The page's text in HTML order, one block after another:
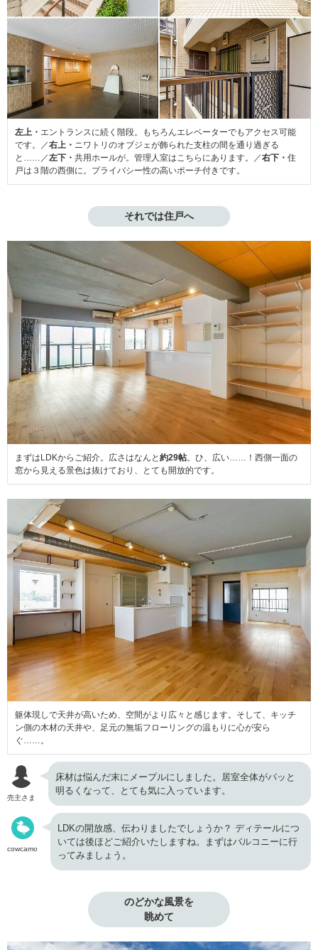
左上・ エントランスに続く階段。もちろんエレベーターでもアクセス可能
です。／右上・ ニワトリのオブジェが飾られた支柱の間を通り過ぎる
と……／左下・ 共用ホールが。管理人室はこちらにあります。／右下・ 住
戸は３階の西側に。プライバシー性の高いポーチ付きです。
それでは住戸へ
まずはLDKからご紹介。広さはなんと 約29帖。ひ、広い……！西側一面の
窓から見える景色は抜けており、とても開放的です。
躯体現しで天井が高いため、空間がより広々と感じます。そして、キッチ
ン側の木材の天井や、足元の無垢フローリングの温もりに心が安ら
ぐ……。
売主さま
床材は悩んだ末にメープルにしました。居室全体がパッと
明るくなって、とても気に入っています。
cowcamo
LDKの開放感、伝わりましたでしょうか？ ディテールにつ
いては後ほどご紹介いたしますね。まずはバルコニーに行
ってみましょう。
のどかな風景を
眺めて